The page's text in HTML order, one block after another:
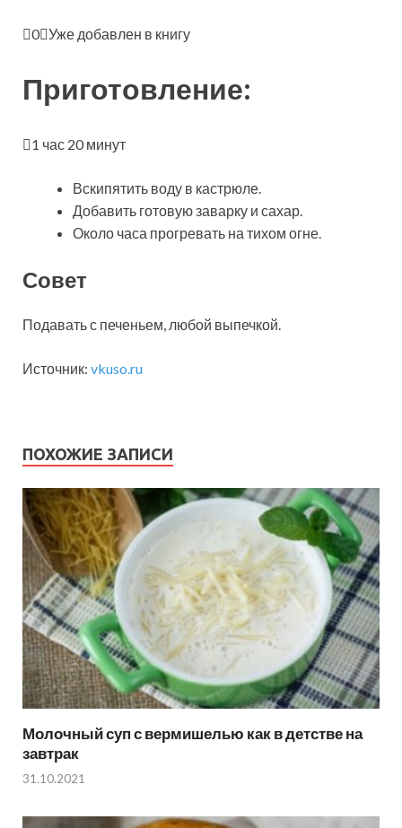
0 Уже добавлен в книгу
Приготовление:
1 час 20 минут
Вскипятить воду в кастрюле.
Добавить готовую заварку и сахар.
Около часа прогревать на тихом огне.
Совет
Подавать с печеньем, любой выпечкой.
Источник: vkuso.ru
ПОХОЖИЕ ЗАПИСИ
Молочный суп с вермишелью как в детстве на
завтрак
31.10.2021